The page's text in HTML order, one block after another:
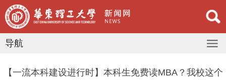
导航
【一流本科建设进行时】本科生免费读MBA？我校这个